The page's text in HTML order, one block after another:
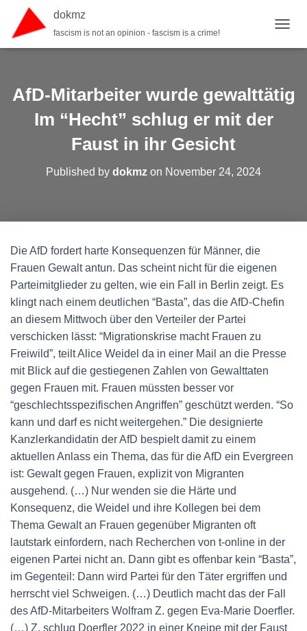
dokmz
fascism is not an opinion - fascism is a crime!
AfD-Mitarbeiter wurde gewalttätig
Im “Hecht” schlug er mit der
Faust in ihr Gesicht
Published by dokmz on November 24, 2024
Die AfD fordert harte Konsequenzen für Männer, die
Frauen Gewalt antun. Das scheint nicht für die eigenen
Parteimitglieder zu gelten, wie ein Fall in Berlin zeigt. Es
klingt nach einem deutlichen “Basta”, das die AfD-Chefin
an diesem Mittwoch über den Verteiler der Partei
verschicken lässt: “Migrationskrise macht Frauen zu
Freiwild”, teilt Alice Weidel da in einer Mail an die Presse
mit Blick auf die gestiegenen Zahlen von Gewalttaten
gegen Frauen mit. Frauen müssten besser vor
“geschlechtsspezifischen Angriffen” geschützt werden. “So
kann und darf es nicht weitergehen.” Die designierte
Kanzlerkandidatin der AfD bespielt damit zu einem
aktuellen Anlass ein Thema, das für die AfD ein Evergreen
ist: Gewalt gegen Frauen, explizit von Migranten
ausgehend. (…) Nur wenden sie die Härte und
Konsequenz, die Weidel und ihre Kollegen bei dem
Thema Gewalt an Frauen gegenüber Migranten oft
lautstark einfordern, nach Recherchen von t-online in der
eigenen Partei nicht an. Dann gibt es offenbar kein “Basta”,
im Gegenteil: Dann wird Partei für den Täter ergriffen und
herrscht viel Schweigen. (…) Deutlich macht das der Fall
des AfD-Mitarbeiters Wolfram Z. gegen Eva-Marie Doerfler.
(…) Z. schlug Doerfler 2022 in einer Kneipe mit der Faust